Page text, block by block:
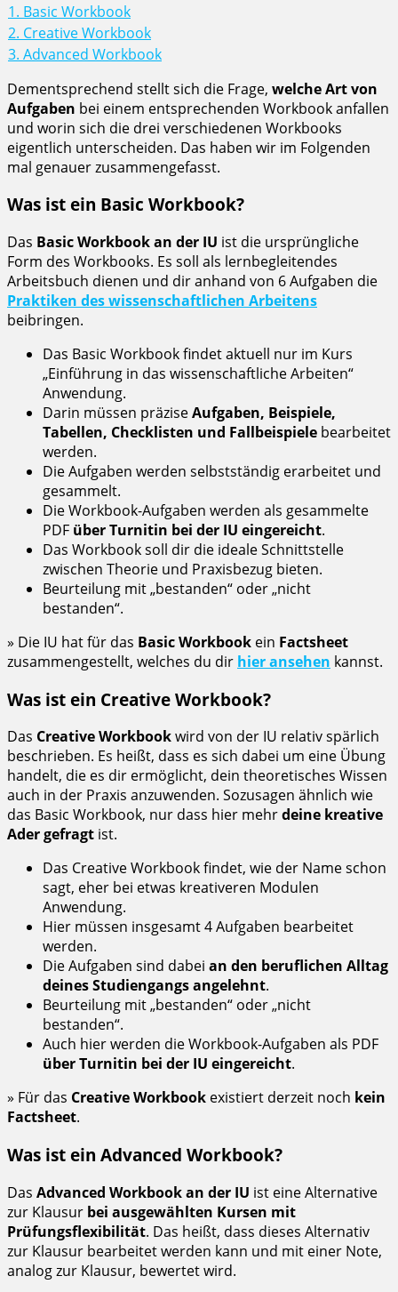
1. Basic Workbook
2. Creative Workbook
3. Advanced Workbook
Dementsprechend stellt sich die Frage, welche Art von
Aufgaben bei einem entsprechenden Workbook anfallen
und worin sich die drei verschiedenen Workbooks
eigentlich unterscheiden. Das haben wir im Folgenden
mal genauer zusammengefasst.
Was ist ein Basic Workbook?
Das Basic Workbook an der IU ist die ursprüngliche
Form des Workbooks. Es soll als lernbegleitendes
Arbeitsbuch dienen und dir anhand von 6 Aufgaben die
Praktiken des wissenschaftlichen Arbeitens
beibringen.
Das Basic Workbook findet aktuell nur im Kurs
„Einführung in das wissenschaftliche Arbeiten“
Anwendung.
Darin müssen präziseAufgaben, Beispiele,
Tabellen, Checklisten und Fallbeispiele bearbeitet
werden.
Die Aufgaben werden selbstständig erarbeitet und
gesammelt.
Die Workbook-Aufgaben werden als gesammelte
PDF über Turnitin bei der IU eingereicht.
Das Workbook soll dir die ideale Schnittstelle
zwischen Theorie und Praxisbezug bieten.
Beurteilung mit „bestanden“ oder „nicht
bestanden“.
» Die IU hat für das Basic Workbook ein Factsheet
zusammengestellt, welches du dir hier ansehen kannst.
Was ist ein Creative Workbook?
Das Creative Workbookwird von der IU relativ spärlich
beschrieben. Es heißt, dass es sich dabei um eine Übung
handelt, die es dir ermöglicht, dein theoretisches Wissen
auch in der Praxis anzuwenden. Sozusagen ähnlich wie
das Basic Workbook, nur dass hier mehrdeine kreative
Ader gefragt ist.
Das Creative Workbook findet, wie der Name schon
sagt, eher bei etwas kreativeren Modulen
Anwendung.
Hier müssen insgesamt 4 Aufgaben bearbeitet
werden.
Die Aufgaben sind dabei an den beruflichen Alltag
deines Studiengangs angelehnt.
Beurteilung mit „bestanden“ oder „nicht
bestanden“.
Auch hier werden die Workbook-Aufgaben als PDF
über Turnitin bei der IU eingereicht.
» Für das Creative Workbook existiert derzeit noch kein
Factsheet.
Was ist ein Advanced Workbook?
Das Advanced Workbook an der IU ist eine Alternative
zur Klausur bei ausgewählten Kursen mit
Prüfungsflexibilität. Das heißt, dass dieses Alternativ
zur Klausur bearbeitet werden kann und mit einer Note,
analog zur Klausur, bewertet wird.